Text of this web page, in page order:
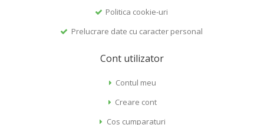
Politica cookie-uri
Prelucrare date cu caracter personal
Cont utilizator
Contul meu
Creare cont
Cos cumparaturi